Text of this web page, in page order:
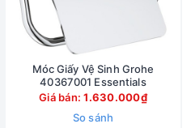
Móc Giấy Vệ Sinh Grohe
40367001 Essentials
Giá bán:1.630.000₫
So sánh